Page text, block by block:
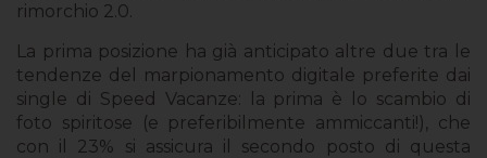
rimorchio 2.0.
La prima posizione ha già anticipato altre due tra le
tendenze del marpionamento digitale preferite dai
single di Speed Vacanze: la prima è lo scambio di
foto spiritose (e preferibilmente ammiccanti!), che
con il 23% si assicura il secondo posto di questa